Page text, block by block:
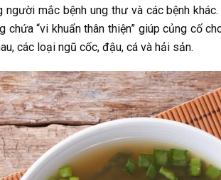
mắc bệnh ung thư và các bệnh
“vi khuẩn thân thiện” giúp củng cố
các loại ngũ cốc, đậu, cá và hải sản.